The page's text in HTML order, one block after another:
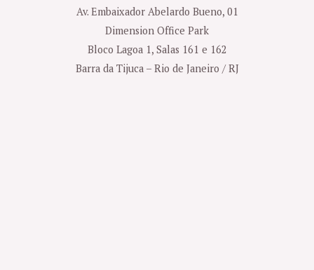
Av. Embaixador Abelardo Bueno, 01
Dimension Office Park
Bloco Lagoa 1, Salas 161 e 162
Barra da Tijuca – Rio de Janeiro / RJ